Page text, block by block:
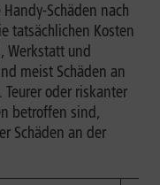
Schäden nach
tatsächlichen Kosten
Werkstatt und
meist Schäden an
oder riskanter
betroffen sind,
Schäden an der